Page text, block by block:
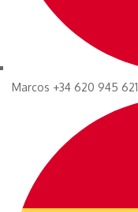
Marcos +34 620 945 621